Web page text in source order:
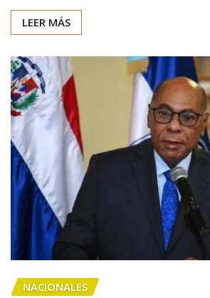
LEER MÁS
NACIONALES